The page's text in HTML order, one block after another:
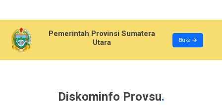
Pemerintah Provinsi Sumatera
Utara
Buka
Diskominfo Provsu.